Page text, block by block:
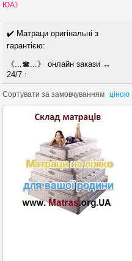
ЮА》
✔️ Матраци оригінальні з
гарантією:
《...☎...》 онлайн закази ↔
24/7 :
Сортувати зазамовчуванням ціною